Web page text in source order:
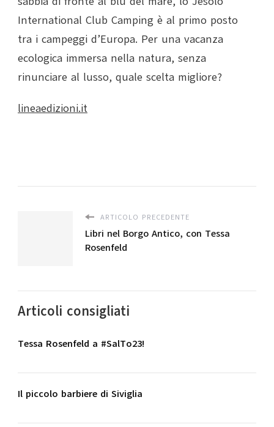
International Club Camping è al primo posto
tra i campeggi d’Europa. Per una vacanza
ecologica immersa nella natura, senza
rinunciare al lusso, quale scelta migliore?
lineaedizioni.it
ARTICOLO PRECEDENTE
Libri nel Borgo Antico, con Tessa
Rosenfeld
Articoli consigliati
Tessa Rosenfeld a #SalTo23!
Il piccolo barbiere di Siviglia